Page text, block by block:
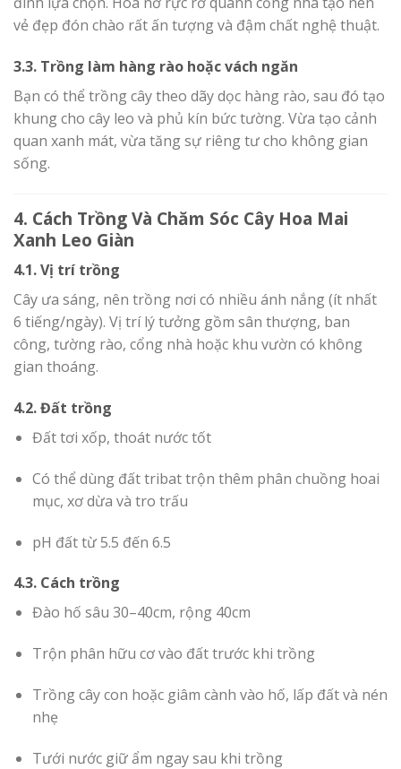
vẻ đẹp đón chào rất ấn tượng và đậm chất nghệ thuật.
3.3. Trồng làm hàng rào hoặc vách ngăn
Bạn có thể trồng cây theo dãy dọc hàng rào, sau đó tạo
khung cho cây leo và phủ kín bức tường. Vừa tạo cảnh
quan xanh mát, vừa tăng sự riêng tư cho không gian
sống.
4. Cách Trồng Và Chăm Sóc Cây Hoa Mai
Xanh Leo Giàn
4.1. Vị trí trồng
Cây ưa sáng, nên trồng nơi có nhiều ánh nắng (ít nhất
6 tiếng/ngày). Vị trí lý tưởng gồm sân thượng, ban
công, tường rào, cổng nhà hoặc khu vườn có không
gian thoáng.
4.2. Đất trồng
Đất tơi xốp, thoát nước tốt
Có thể dùng đất tribat trộn thêm phân chuồng hoai
mục, xơ dừa và tro trấu
pH đất từ 5.5 đến 6.5
4.3. Cách trồng
Đào hố sâu 30–40cm, rộng 40cm
Trộn phân hữu cơ vào đất trước khi trồng
Trồng cây con hoặc giâm cành vào hố, lấp đất và nén
nhẹ
Tưới nước giữ ẩm ngay sau khi trồng